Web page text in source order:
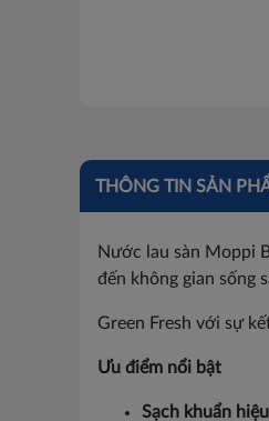
THÔNG TIN SẢN
Nước lau sàn Moppi
đến không gian sống
Green Fresh với sự
Ưu điểm nổi bật
Sạch khuẩn